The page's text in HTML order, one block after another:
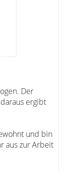
Der
ergibt
und bin
aus zur Arbeit